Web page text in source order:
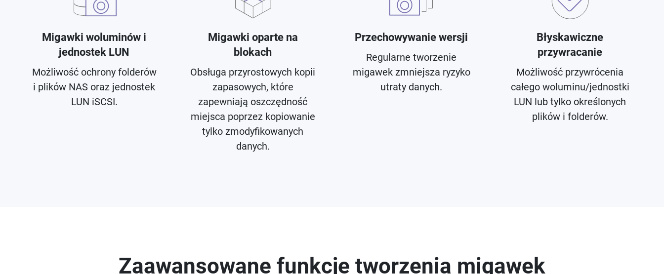
Migawki woluminów i
jednostek LUN
Możliwość ochrony folderów
i plików NAS oraz jednostek
LUN iSCSI.
Migawki oparte na
blokach
Obsługa przyrostowych kopii
zapasowych, które
zapewniają oszczędność
miejsca poprzez kopiowanie
tylko zmodyfikowanych
danych.
Przechowywanie wersji
Regularne tworzenie
migawek zmniejsza ryzyko
utraty danych.
Błyskawiczne
przywracanie
Możliwość przywrócenia
całego woluminu/jednostki
LUN lub tylko określonych
plików i folderów.
Zaawansowane funkcje tworzenia migawek